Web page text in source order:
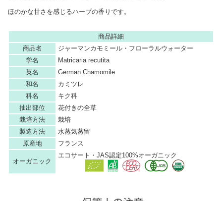
ほのかな甘さを感じるハーブの香りです。
商品詳細
商品名
ジャーマンカモミール・フローラルウォーター
学名
Matricaria recutita
英名
German Chamomile
和名
カミツレ
科名
キク科
抽出部位
花付きの全草
栽培方法
栽培
製造方法
水蒸気蒸留
原産地
フランス
オーガニック
エコサート・JAS認定100%オーガニック